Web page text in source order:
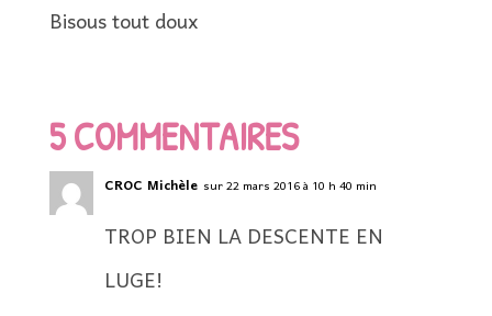
Bisous tout doux
5 COMMENTAIRES
CROC Michèle sur 22 mars 2016 à 10 h 40 min
TROP BIEN LA DESCENTE EN
LUGE!